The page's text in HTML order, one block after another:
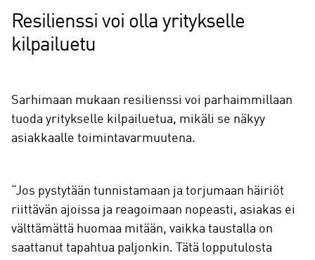
Resilienssi voi olla yritykselle
kilpailuetu
Sarhimaan mukaan resilienssi voi parhaimmillaan
tuoda yritykselle kilpailuetua, mikäli se näkyy
asiakkaalle toimintavarmuutena.
“Jos pystytään tunnistamaan ja torjumaan häiriöt
riittävän ajoissa ja reagoimaan nopeasti, asiakas ei
välttämättä huomaa mitään, vaikka taustalla on
saattanut tapahtua paljonkin. Tätä lopputulosta